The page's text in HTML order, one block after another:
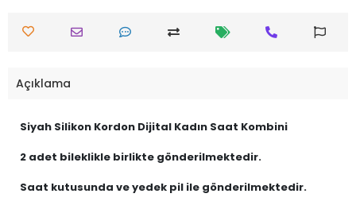
Açıklama
Siyah Silikon Kordon Dijital Kadın Saat Kombini
2 adet bileklikle birlikte gönderilmektedir.
Saat kutusunda ve yedek pil ile gönderilmektedir.